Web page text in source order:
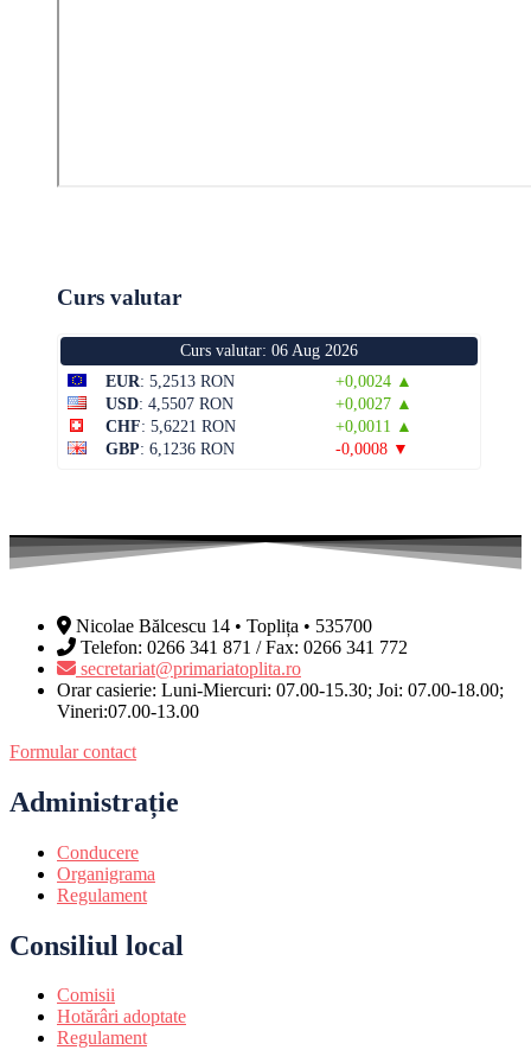
Curs valutar
Curs valutar: 06 Aug 2026
EUR: 5,2513 RON
+0,0024 ▲
USD: 4,5507 RON
+0,0027 ▲
CHF: 5,6221 RON
+0,0011 ▲
GBP: 6,1236 RON -0,0008 ▼
Nicolae Bălcescu 14 • Toplița • 535700
Telefon: 0266 341 871 / Fax: 0266 341 772
secretariat@primariatoplita.ro
Orar casierie: Luni-Miercuri: 07.00-15.30; Joi: 07.00-18.00;
Vineri:07.00-13.00
Formular contact
Administrație
Conducere
Organigrama
Regulament
Consiliul local
Comisii
Hotărâri adoptate
Regulament